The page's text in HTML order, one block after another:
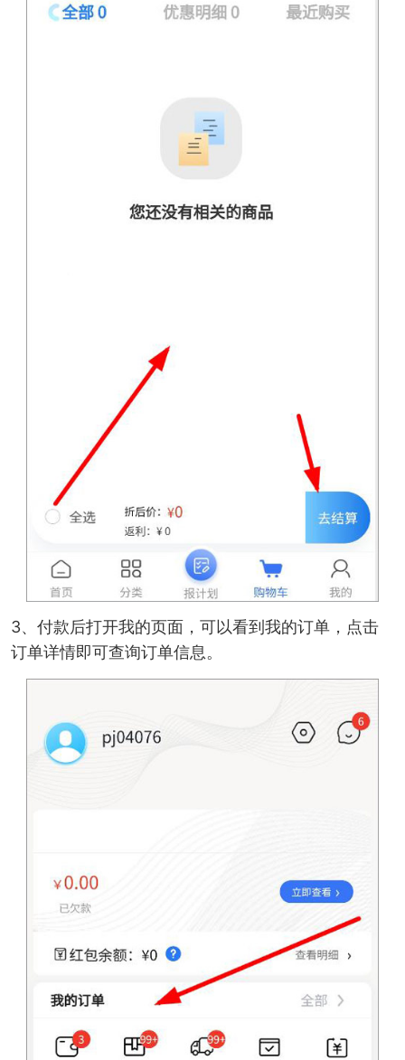
3、付款后打开我的页面，可以看到我的订单，点击
订单详情即可查询订单信息。